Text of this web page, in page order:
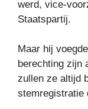
werd, vice-
Staatspartij.
Maar hij
berechting zijn
zullen ze altijd
stemregistratie